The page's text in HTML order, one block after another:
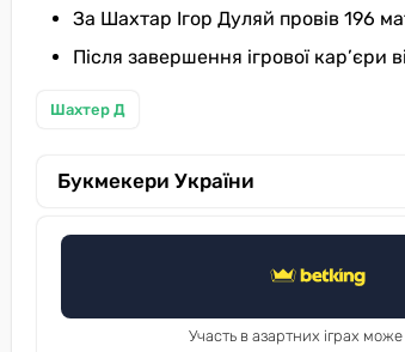
За Шахтар Ігор Дуляй провів 196
Після завершення ігрової
Шахтер Д
Букмекери України
Участь в азартних іграх